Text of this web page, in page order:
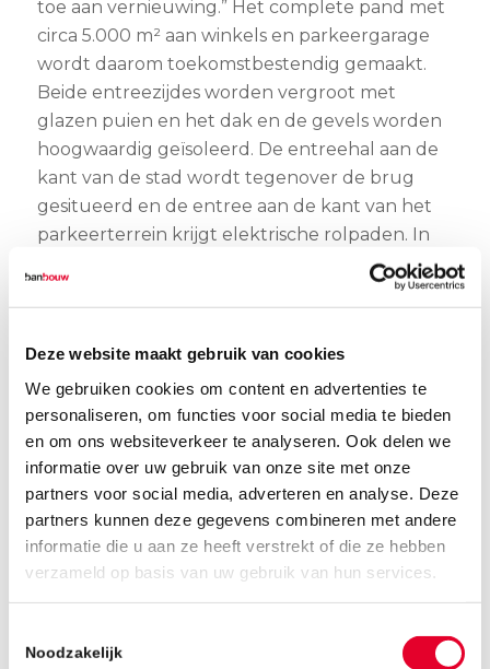
Deze website maakt gebruik van cookies
We gebruiken cookies om content en advertenties te
personaliseren, om functies voor social media te bieden
en om ons websiteverkeer te analyseren. Ook delen we
informatie over uw gebruik van onze site met onze
partners voor social media, adverteren en analyse. Deze
partners kunnen deze gegevens combineren met andere
informatie die u aan ze heeft verstrekt of die ze hebben
verzameld op basis van uw gebruik van hun services.
Noodzakelijk
toe aan vernieuwing.” Het complete pand met
circa 5.000 m² aan winkels en parkeergarage
wordt daarom toekomstbestendig gemaakt.
Beide entreezijdes worden vergroot met
glazen puien en het dak en de gevels worden
hoogwaardig geïsoleerd. De entreehal aan de
kant van de stad wordt tegenover de brug
gesitueerd en de entree aan de kant van het
parkeerterrein krijgt elektrische rolpaden. In
het pand worden alle winkelpuien vernieuwd
en komt er, naast zuinige LED verlichting, ook
wordt ook verbeterd, wat er voor zorgt dat alle
met al wordt het pand dus flink aangepakt.
Het doel is om het winkelcentrum zowel
toekomstbestendig als uitnodigend te maken
voor de bezoekers. “De verblijfskwaliteit in en
rondom het gebouw wordt enorm verbeterd
en ik denk dat we hiermee een positieve
bijdrage leveren aan de binnenstad van
Middelburg!” aldus Michael Noordam van